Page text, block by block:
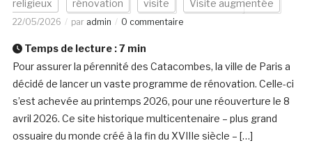
religieux rénovation visite Visite augmentée
22/05/2026 par admin 0 commentaire
Temps de lecture :7 min
Pour assurer la pérennité des Catacombes, la ville de Paris a
décidé de lancer un vaste programme de rénovation. Celle-ci
s’est achevée au printemps 2026, pour une réouverture le 8
avril 2026. Ce site historique multicentenaire – plus grand
ossuaire du monde créé à la fin du XVIIIe siècle – […]